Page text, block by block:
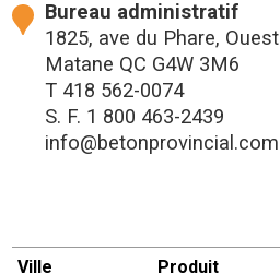
Bureau administratif
1825, ave du Phare, Ouest
Matane QC G4W 3M6
T 418 562-0074
S. F. 1 800 463-2439
info@betonprovincial.com
Ville Produit